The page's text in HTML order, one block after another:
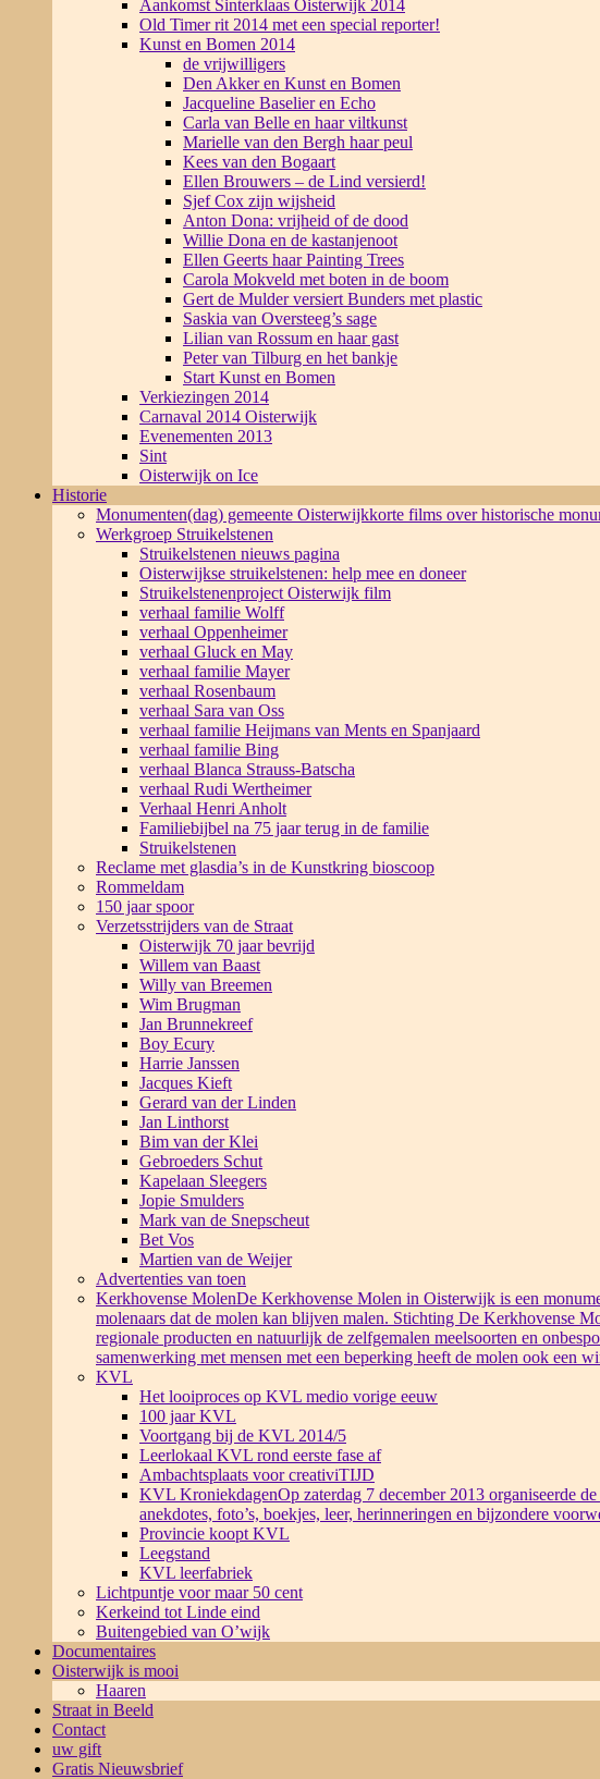
Aankomst Sinterklaas Oisterwijk 2014
Old Timer rit 2014 met een special reporter!
Kunst en Bomen 2014
de vrijwilligers
Den Akker en Kunst en Bomen
Jacqueline Baselier en Echo
Carla van Belle en haar viltkunst
Marielle van den Bergh haar peul
Kees van den Bogaart
Ellen Brouwers – de Lind versierd!
Sjef Cox zijn wijsheid
Anton Dona: vrijheid of de dood
Willie Dona en de kastanjenoot
Ellen Geerts haar Painting Trees
Carola Mokveld met boten in de boom
Gert de Mulder versiert Bunders met plastic
Saskia van Oversteeg’s sage
Lilian van Rossum en haar gast
Peter van Tilburg en het bankje
Start Kunst en Bomen
Verkiezingen 2014
Carnaval 2014 Oisterwijk
Evenementen 2013
Sint
Oisterwijk on Ice
Historie
Monumenten(dag) gemeente Oisterwijkkorte films over historische
Werkgroep Struikelstenen
Struikelstenen nieuws pagina
Oisterwijkse struikelstenen: help mee en doneer
Struikelstenenproject Oisterwijk film
verhaal familie Wolff
verhaal Oppenheimer
verhaal Gluck en May
verhaal familie Mayer
verhaal Rosenbaum
verhaal Sara van Oss
verhaal familie Heijmans van Ments en Spanjaard
verhaal familie Bing
verhaal Blanca Strauss-Batscha
verhaal Rudi Wertheimer
Verhaal Henri Anholt
Familiebijbel na 75 jaar terug in de familie
Struikelstenen
Reclame met glasdia’s in de Kunstkring bioscoop
Rommeldam
150 jaar spoor
Verzetsstrijders van de Straat
Oisterwijk 70 jaar bevrijd
Willem van Baast
Willy van Breemen
Wim Brugman
Jan Brunnekreef
Boy Ecury
Harrie Janssen
Jacques Kieft
Gerard van der Linden
Jan Linthorst
Bim van der Klei
Gebroeders Schut
Kapelaan Sleegers
Jopie Smulders
Mark van de Snepscheut
Bet Vos
Martien van de Weijer
Advertenties van toen
Kerkhovense MolenDe Kerkhovense Molen in Oisterwijk is een
molenaars dat de molen kan blijven malen. Stichting De Kerkhovense
regionale producten en natuurlijk de zelfgemalen meelsoorten en
samenwerking met mensen met een beperking heeft de molen ook een
KVL
Het looiproces op KVL medio vorige eeuw
100 jaar KVL
Voortgang bij de KVL 2014/5
Leerlokaal KVL rond eerste fase af
Ambachtsplaats voor creativiTIJD
KVL KroniekdagenOp zaterdag 7 december 2013 organiseerde
anekdotes, foto’s, boekjes, leer, herinneringen en bijzondere
Provincie koopt KVL
Leegstand
KVL leerfabriek
Lichtpuntje voor maar 50 cent
Kerkeind tot Linde eind
Buitengebied van O’wijk
Documentaires
Oisterwijk is mooi
Haaren
Straat in Beeld
Contact
uw gift
Gratis Nieuwsbrief